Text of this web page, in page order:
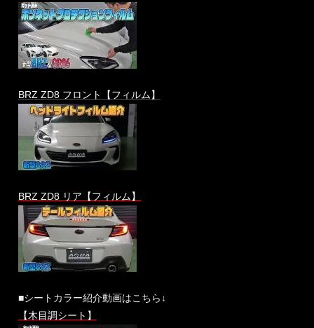
BRZ ZD8 フロント【フィルム】
BRZ ZD8 リア【フィルム】
■シートカラー紹介動画はこちら↓
【木目調シート】